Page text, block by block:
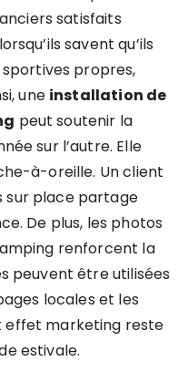
satisfaits
savent qu’ils
propres,
une installation de
peut soutenir la
sur l’autre. Elle
à-oreille. Un client
sur place partage
De plus, les photos
renforcent la
peuvent être utilisées
locales et les
effet marketing reste
estivale.